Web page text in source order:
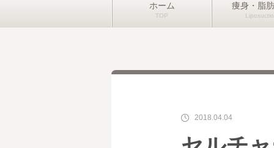
ホーム 痩身・脂
2018.04.04